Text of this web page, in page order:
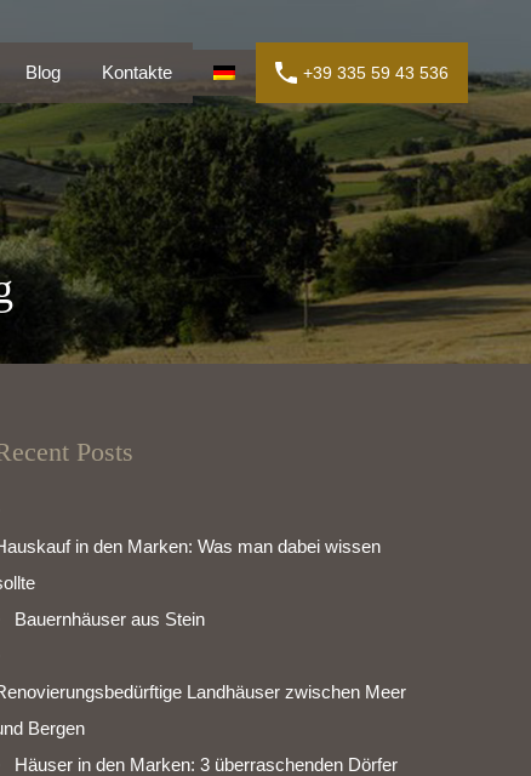
Kontakte +39 335 59 43 536
Blog Kontakte +39 335 59 43 536
Posts
in den Marken: Was man dabei wissen
Bauernhäuser aus Stein
Landhäuser zwischen Meer
Bergen
Häuser in den Marken: 3 überraschenden Dörfer